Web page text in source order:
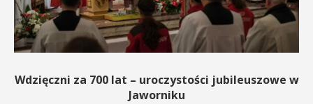
Wdzięczni za 700 lat – uroczystości jubileuszowe w
Jaworniku